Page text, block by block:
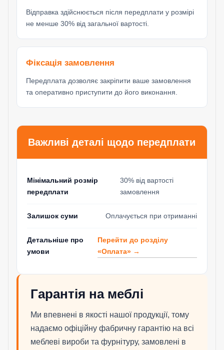
Відправка здійснюється після передплати у розмірі
не менше 30% від загальної вартості.
Фіксація замовлення
Передплата дозволяє закріпити ваше замовлення
та оперативно приступити до його виконання.
Важливі деталі щодо передплати
Мінімальний розмір
передплати
30% від вартості
замовлення
Залишок суми Оплачується при отриманні
Детальніше про
умови
Перейти до розділу
«Оплата» →
Гарантія на меблі
Ми впевнені в якості нашої продукції, тому
надаємо офіційну фабричну гарантію на всі
меблеві вироби та фурнітуру, замовлені в